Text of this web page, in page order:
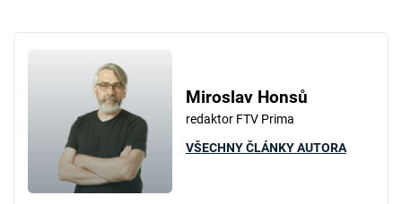
Miroslav Honsů
redaktor FTV Prima
VŠECHNY ČLÁNKY AUTORA